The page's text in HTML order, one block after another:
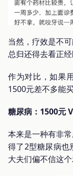
当然，疗效是不
总归还得去看正经
作为对比，如果
1500元差不多能
糖尿病：1500元
本来是一种有非
得了2型糖尿病也
大夫们偏不信这